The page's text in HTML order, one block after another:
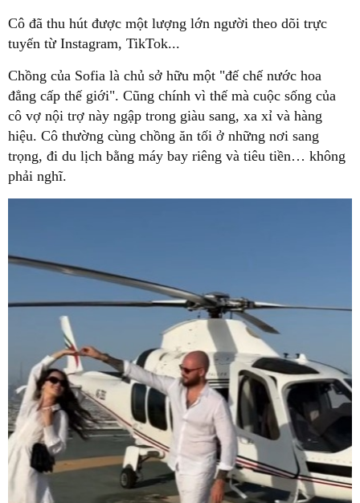
Cô đã thu hút được một lượng lớn người theo dõi trực
tuyến từ Instagram, TikTok...
Chồng của Sofia là chủ sở hữu một "đế chế nước hoa
đẳng cấp thế giới". Cũng chính vì thế mà cuộc sống của
cô vợ nội trợ này ngập trong giàu sang, xa xỉ và hàng
hiệu. Cô thường cùng chồng ăn tối ở những nơi sang
trọng, đi du lịch bằng máy bay riêng và tiêu tiền… không
phải nghĩ.